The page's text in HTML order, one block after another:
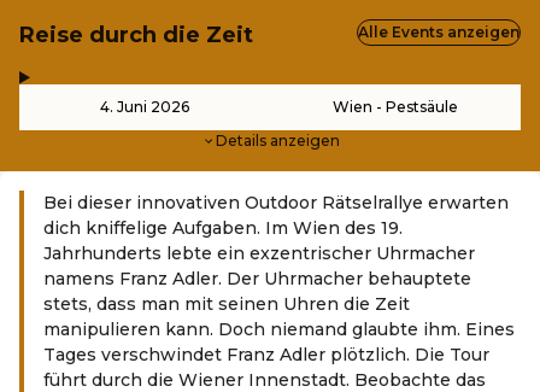
Reise durch die Zeit
4. Juni 2026 Wien - Pestsäule
Details anzeigen
Alle Events anzeigen
Bei dieser innovativen Outdoor Rätselrallye erwarten
dich kniffelige Aufgaben. Im Wien des 19.
Jahrhunderts lebte ein exzentrischer Uhrmacher
namens Franz Adler. Der Uhrmacher behauptete
stets, dass man mit seinen Uhren die Zeit
manipulieren kann. Doch niemand glaubte ihm. Eines
Tages verschwindet Franz Adler plötzlich. Die Tour
führt durch die Wiener Innenstadt. Beobachte das